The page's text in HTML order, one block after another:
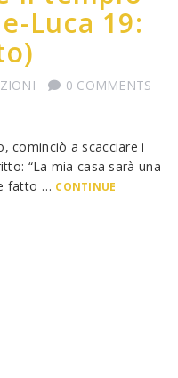
Luca 19:
0 COMMENTS
cominciò a scacciare i
“La mia casa sarà una
fatto … CONTINUE